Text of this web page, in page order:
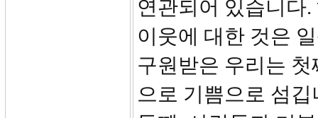
연관되어 있습니다
이웃에 대한 것은
구원받은 우리는
으로 기쁨으로 섬깁